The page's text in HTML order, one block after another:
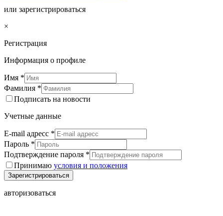
или зарегистрироваться
×
Регистрация
Информация о профиле
Имя *
Фамилия *
Подписать на новости
Учетные данные
E-mail адресс *
Пароль *
Подтверждение пароля *
Принимаю условия и положения
Зарегистрироваться
авторизоваться